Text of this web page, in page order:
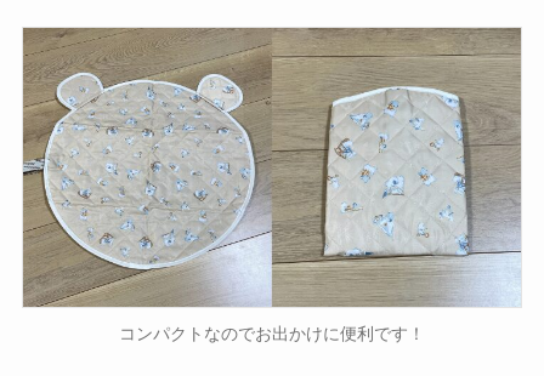
コンパクトなのでお出かけに便利です！